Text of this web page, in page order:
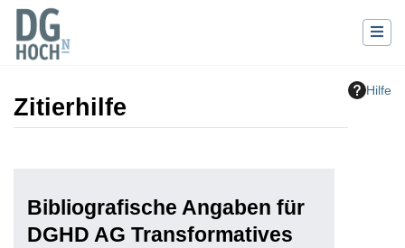
Hilfe
Zitierhilfe
Bibliografische Angaben für
DGHD AG Transformatives